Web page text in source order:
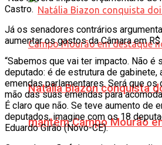
Natália Biazon conquista
mantém Campo Mourão
Castro.
Já os senadores contrários
aumentar os gastos da Câmara em
“Sabemos que vai ter impacto. Não é
deputado: é de estrutura de gabinete,
emendas parlamentares. Será que os
mão das suas emendas para
É claro que não. Se teve aumento de
deputados, imagine com os 18
Eduardo Girão (Novo-CE).